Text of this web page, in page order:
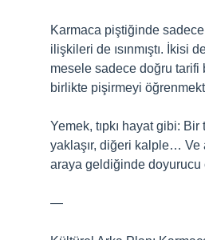
Karmaca piştiğinde
ilişkileri de ısınmıştı. İkisi
mesele sadece doğru tarifi
birlikte pişirmeyi
Yemek, tıpkı hayat gibi: Bir
yaklaşır, diğeri kalple… Ve
araya geldiğinde doyurucu
—